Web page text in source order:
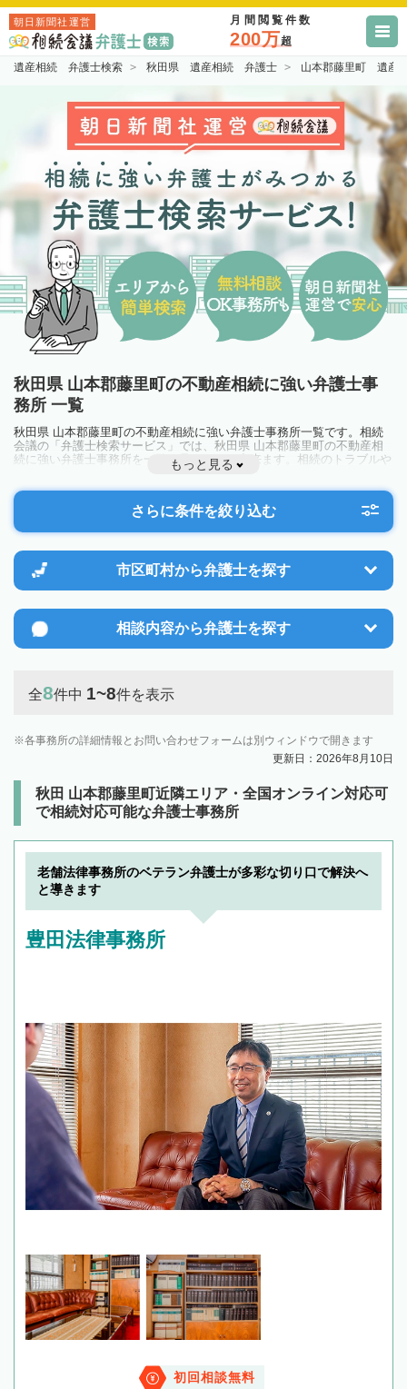
朝日新聞社運営 月間閲覧件数
200万超
遺産相続 弁護士検索 秋田県 遺産相続 弁護士 山本郡藤里町 遺産
秋田県 山本郡藤里町の不動産相続に強い弁護士事
務所 一覧
秋田県 山本郡藤里町の不動産相続に強い弁護士事務所一覧です。相続
会議の「弁護士検索サービス」では、秋田県 山本郡藤里町の不動産相
続に強い弁護士事務所を一覧で見ることが出来ます。相続のトラブルや
お悩みを抱えている方は一度近隣の弁護士に相談してみましょう。
もっと見る
さらに条件を絞り込む
市区町村から弁護士を探す
相談内容から弁護士を探す
全8件中 1~8件を表示
各事務所の詳細情報とお問い合わせフォームは別ウィンドウで開きます
更新日：2026年8月10日
秋田 山本郡藤里町近隣エリア・全国オンライン対応可
で相続対応可能な弁護士事務所
老舗法律事務所のベテラン弁護士が多彩な切り口で解決へ
と導きます
豊田法律事務所
初回相談無料